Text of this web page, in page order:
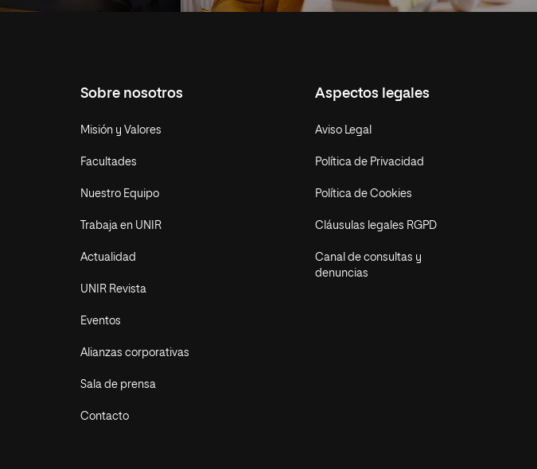
Sobre nosotros
Misión y Valores
Facultades
Nuestro Equipo
Trabaja en UNIR
Actualidad
UNIR Revista
Eventos
Alianzas corporativas
Sala de prensa
Contacto
Aspectos legales
Aviso Legal
Política de Privacidad
Política de Cookies
Cláusulas legales RGPD
Canal de consultas y
denuncias